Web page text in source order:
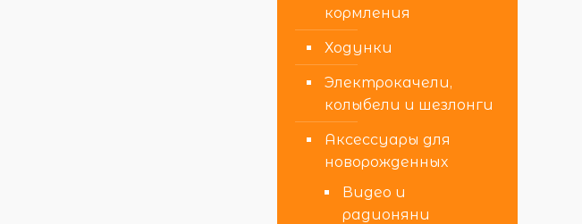
кормления
Ходунки
Электрокачели,
колыбели и шезлонги
Аксессуары для
новорожденных
Видео и
радионяни